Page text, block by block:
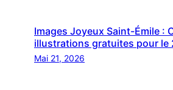
Images Joyeux Saint-Émile :
illustrations gratuites pour le
Mai 21, 2026